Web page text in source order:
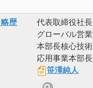
略歴
代表取締役社長
グローバル営業
本部長核心技術
応用事業本部長
笹澤純人